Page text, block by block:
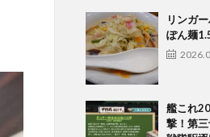
リンガ
ぽん麺
艦これ
撃！第